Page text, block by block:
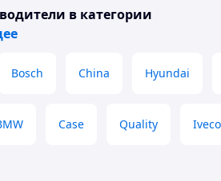
в категории
Bosch China Hyundai
Case Quality